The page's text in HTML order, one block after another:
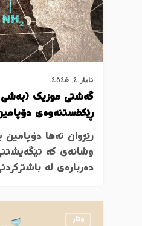
ئایار 2, 2026
گەشتی موزیک
ڕێکخستنەوەی
رێژوان تەها دۆپامین
وشانەی کە
دەربارەی لە
وتار